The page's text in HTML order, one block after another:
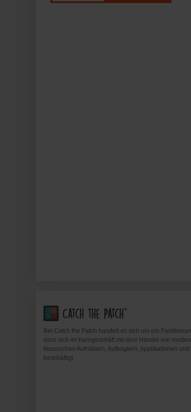
Bei Catch the Patch handelt es sich um ein
dass sich im Kerngeschäft mit dem Handel von
klassischen Aufnähern, Aufbüglern, Applikationen und
beschäftigt.